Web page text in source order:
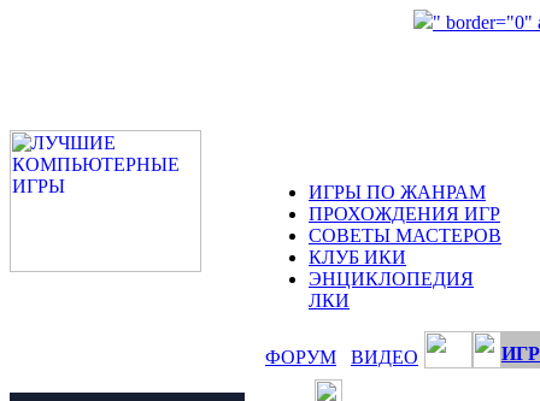
" border="0"
ИГРЫ ПО ЖАНРАМ
ПРОХОЖДЕНИЯ ИГР
СОВЕТЫ МАСТЕРОВ
КЛУБ ИКИ
ЭНЦИКЛОПЕДИЯ
ЛКИ
ФОРУМ ВИДЕО